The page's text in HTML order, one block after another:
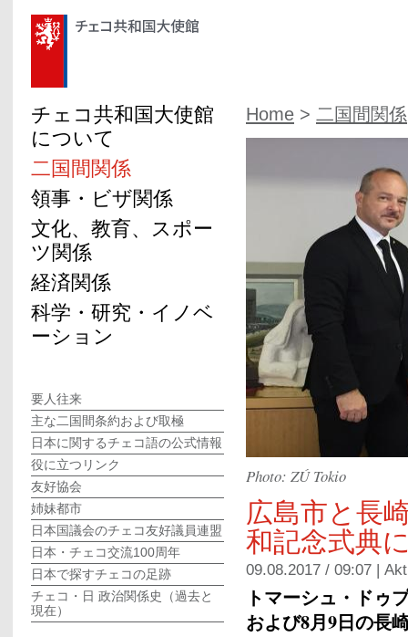
Home > 二国間関係
Photo: ZÚ Tokio
広島市と長
和記念式典
09.08.2017 / 09:07 |
トマーシュ・ドゥ
および8月9日の長
チェコ共和国大使館
について
二国間関係
領事・ビザ関係
文化、教育、スポー
ツ関係
経済関係
科学・研究・イノベ
ーション
要人往来
主な二国間条約および取極
日本に関するチェコ語の公式情報
役に立つリンク
友好協会
姉妹都市
日本国議会のチェコ友好議員連盟
日本・チェコ交流100周年
日本で探すチェコの足跡
チェコ・日 政治関係史（過去と
現在）